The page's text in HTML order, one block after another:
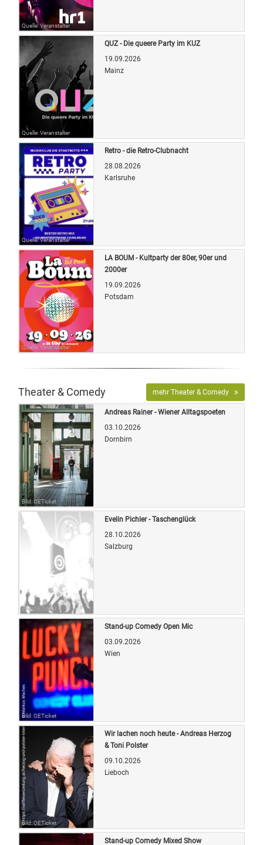
Quelle: Veranstalter
Quelle: Veranstalter
QUZ - Die queere Party im KUZ
19.09.2026
Mainz
Quelle: Veranstalter
Retro - die Retro-Clubnacht
28.08.2026
Karlsruhe
Quelle: Veranstalter
LA BOUM - Kultparty der 80er, 90er und
2000er
19.09.2026
Potsdam
Theater & Comedy mehr Theater & Comedy
Bild: OETicket
Andreas Rainer - Wiener Alltagspoeten
03.10.2026
Dornbirn
Bild: OETicket
Evelin Pichler - Taschenglück
28.10.2026
Salzburg
Bild: OETicket
Stand-up Comedy Open Mic
03.09.2026
Wien
Bild: OETicket
Wir lachen noch heute - Andreas Herzog
& Toni Polster
09.10.2026
Lieboch
Stand-up Comedy Mixed Show